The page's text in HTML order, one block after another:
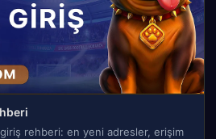
rehberi: en yeni adresler, erişim